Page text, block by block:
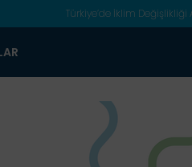
Türkiye’de İklim Değişlikliği